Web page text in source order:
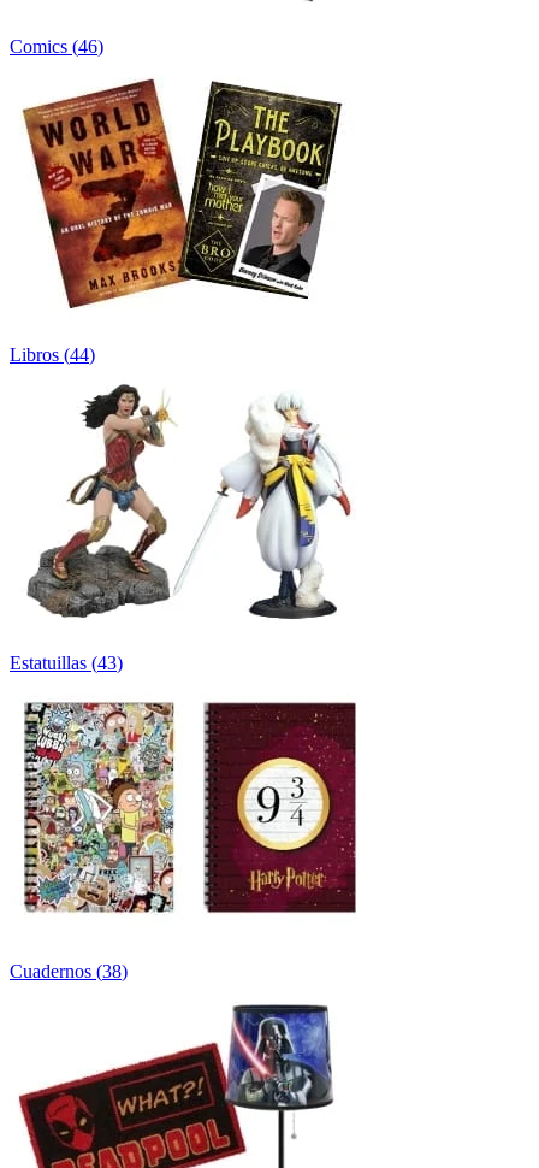
Comics (46)
Libros (44)
Estatuillas (43)
Cuadernos (38)